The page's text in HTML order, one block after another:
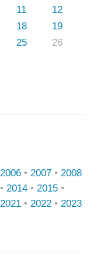
11
12
18
19
25
26
2006 • 2007 • 2008
• 2014 • 2015 •
2021 • 2022 • 2023